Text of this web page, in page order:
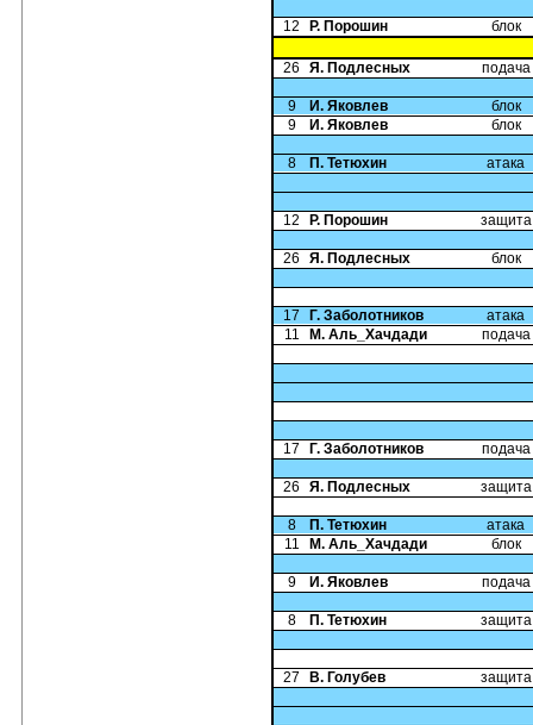
12 Р. Порошин блок
26 Я. Подлесных подача
9 И. Яковлев
блок
9
И. Яковлев блок
8 П. Тетюхин атака
12 Р. Порошин защита
26 Я. Подлесных блок
17 Г. Заболотников
атака
11
М. Аль_Хачдади подача
17 Г. Заболотников подача
26 Я. Подлесных защита
8 П. Тетюхин
атака
11
М. Аль_Хачдади блок
9 И. Яковлев подача
8 П. Тетюхин защита
27 В. Голубев защита